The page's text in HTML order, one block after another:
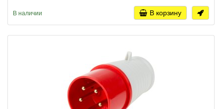
В наличии В корзину